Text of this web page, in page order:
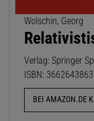
Wolschin, Georg
Verlag: Springer
ISBN:
BEI AMAZON.DE